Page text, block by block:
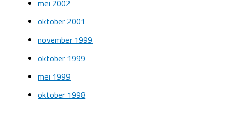
mei 2002
oktober 2001
november 1999
oktober 1999
mei 1999
oktober 1998